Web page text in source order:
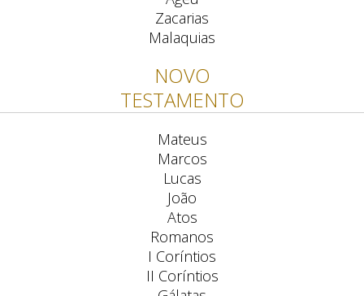
Zacarias
Malaquias
NOVO
TESTAMENTO
Mateus
Marcos
Lucas
João
Atos
Romanos
I Coríntios
II Coríntios